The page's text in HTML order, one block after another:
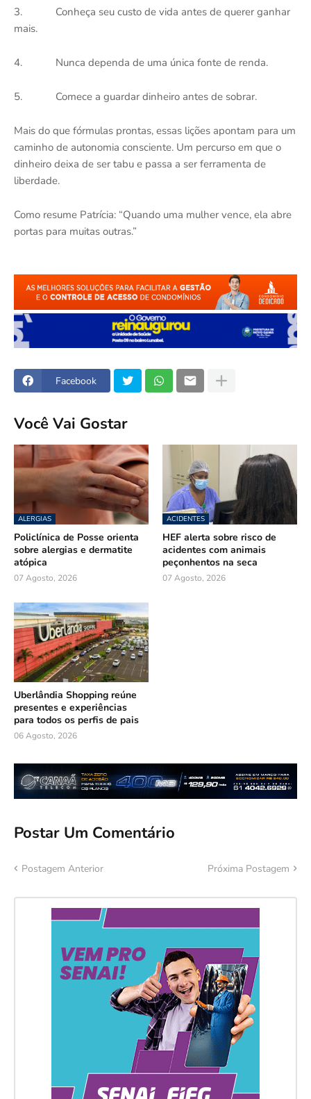
3.
Conheça seu custo de vida antes de querer ganhar
mais.
4. Nunca dependa de uma única fonte de renda.
5. Comece a guardar dinheiro antes de sobrar.
Mais do que fórmulas prontas, essas lições apontam para um
caminho de autonomia consciente. Um percurso em que o
dinheiro deixa de ser tabu e passa a ser ferramenta de
liberdade.
Como resume Patrícia: “Quando uma mulher vence, ela abre
portas para muitas outras.”
Facebook
Você Vai Gostar
ALERGIAS
Policlínica de Posse orienta
sobre alergias e dermatite
atópica
07 Agosto, 2026
ACIDENTES
HEF alerta sobre risco de
acidentes com animais
peçonhentos na seca
07 Agosto, 2026
Uberlândia Shopping reúne
presentes e experiências
para todos os perfis de pais
06 Agosto, 2026
Postar Um Comentário
Postagem Anterior Próxima Postagem